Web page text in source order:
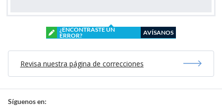
¿ENCONTRASTE UN
ERROR?
AVÍSANOS
Revisa nuestra página de correcciones
Síguenos en: